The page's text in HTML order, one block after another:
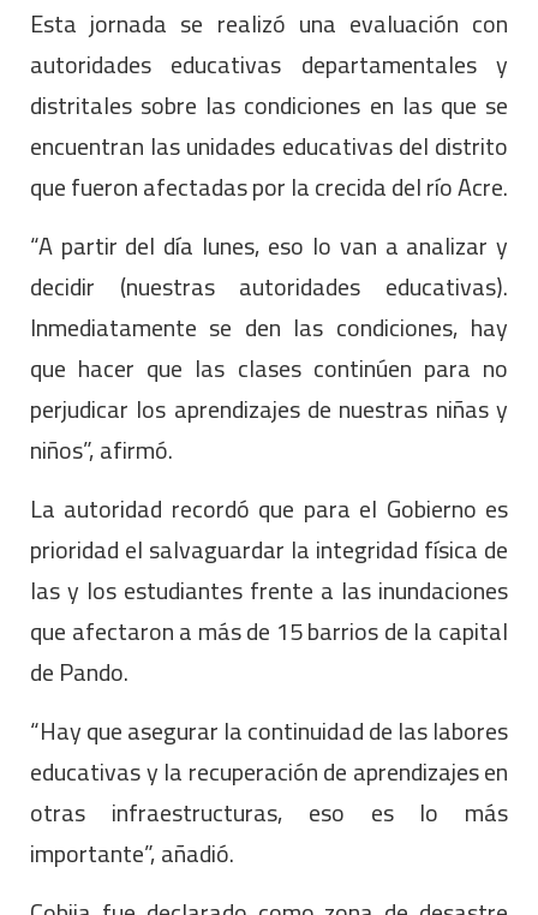
Esta jornada se realizó una evaluación con
autoridades educativas departamentales y
distritales sobre las condiciones en las que se
encuentran las unidades educativas del distrito
que fueron afectadas por la crecida del río Acre.
“A partir del día lunes, eso lo van a analizar y
decidir (nuestras autoridades educativas).
Inmediatamente se den las condiciones, hay
que hacer que las clases continúen para no
perjudicar los aprendizajes de nuestras niñas y
niños”, afirmó.
La autoridad recordó que para el Gobierno es
prioridad el salvaguardar la integridad física de
las y los estudiantes frente a las inundaciones
que afectaron a más de 15 barrios de la capital
de Pando.
“Hay que asegurar la continuidad de las labores
educativas y la recuperación de aprendizajes en
otras infraestructuras, eso es lo más
importante”, añadió.